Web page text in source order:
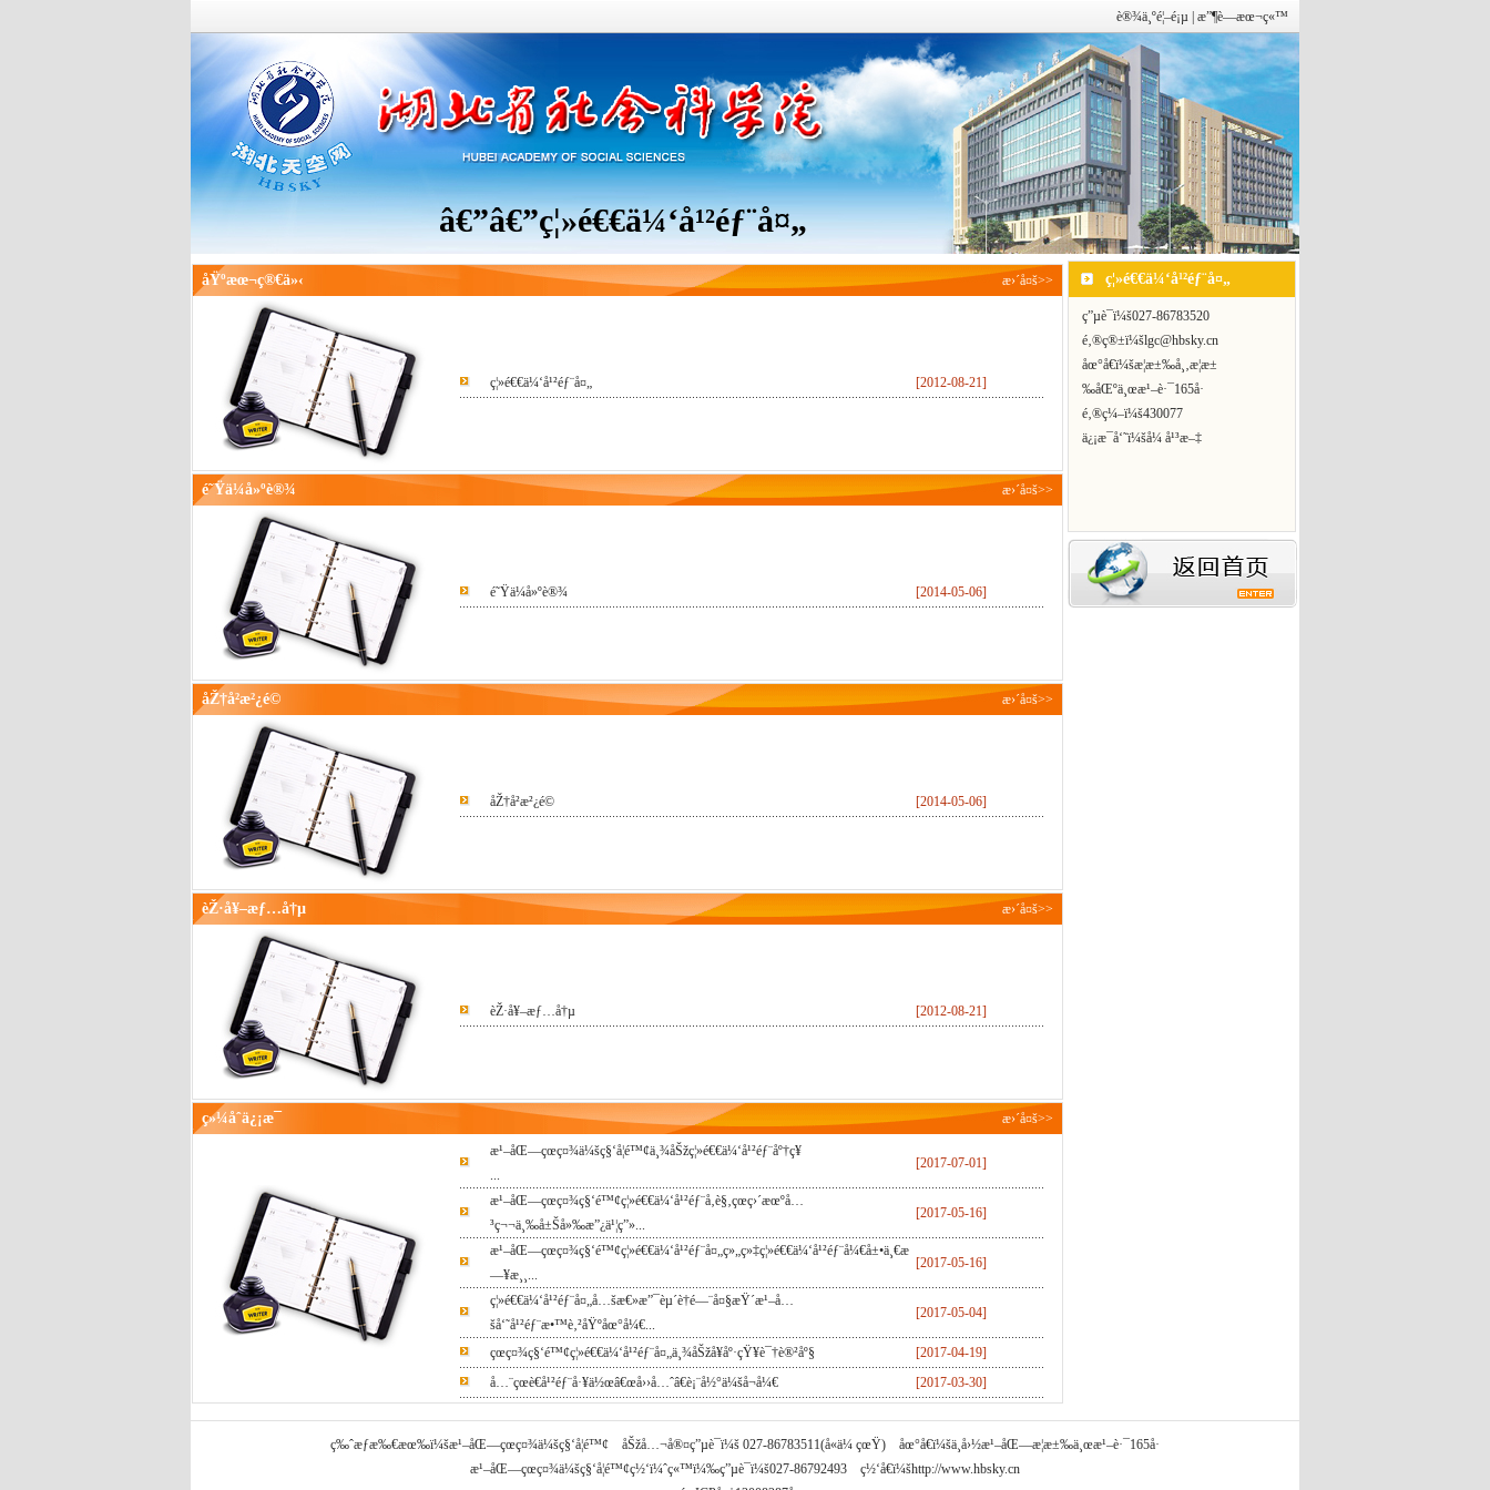
è®¾ä¸ºé¦–é¡µ æ”¶è—æœ¬ç«™
â€”â€”ç¦»é€€ä¼‘å¹²éƒ¨å¤„
åŸºæœ¬ç®€ä»‹ æ›´å¤š>>
ç¦»é€€ä¼‘å¹²éƒ¨å¤„ [2012-08-21]
é˜Ÿä¼å»ºè®¾ æ›´å¤š>>
é˜Ÿä¼å»ºè®¾ [2014-05-06]
åŽ†å²æ²¿é© æ›´å¤š>>
åŽ†å²æ²¿é© [2014-05-06]
èŽ·å¥–æƒ…å†µ æ›´å¤š>>
èŽ·å¥–æƒ…å†µ [2012-08-21]
ç»¼åˆä¿¡æ¯ æ›´å¤š>>
æ¹–åŒ—çœç¤¾ä¼šç§‘å­¦é™¢ä¸¾åŠžç¦»é€€ä¼‘å¹²éƒ¨åº†ç¥
...
[2017-07-01]
æ¹–åŒ—çœç¤¾ç§‘é™¢ç¦»é€€ä¼‘å¹²éƒ¨å‚è§‚çœç›´æœºå…
³ç¬¬ä¸‰å±Šå»‰æ”¿ä¹¦ç”»...
[2017-05-16]
æ¹–åŒ—çœç¤¾ç§‘é™¢ç¦»é€€ä¼‘å¹²éƒ¨å¤„ç»„ç»‡ç¦»é€€ä¼‘å¹²éƒ¨å¼€å±•ä¸€æ
—¥æ¸¸...
[2017-05-16]
ç¦»é€€ä¼‘å¹²éƒ¨å¤„å…šæ€»æ”¯èµ´è†é—¨å¤§æŸ´æ¹–å…
šå‘˜å¹²éƒ¨æ•™è‚²åŸºåœ°å¼€...
[2017-05-04]
çœç¤¾ç§‘é™¢ç¦»é€€ä¼‘å¹²éƒ¨å¤„ä¸¾åŠžå¥åº·çŸ¥è¯†è®²åº§
[2017-04-19]
å…¨çœè€å¹²éƒ¨å·¥ä½œâ€œå››å…ˆâ€è¡¨å½°ä¼šå¬å¼€
[2017-03-30]
ç¦»é€€ä¼‘å¹²éƒ¨å¤„
ç”µè¯ï¼š027-86783520
é‚®ç®±ï¼šlgc@hbsky.cn
åœ°å€ï¼šæ­¦æ±‰å¸‚æ­¦æ±
‰åŒºä¸œæ¹–è·¯165å·
é‚®ç¼–ï¼š430077
ä¿¡æ¯å‘˜ï¼šå¼ å¹³æ–‡
ç‰ˆæƒæ‰€æœ‰ï¼šæ¹–åŒ—çœç¤¾ä¼šç§‘å­¦é™¢ åŠžå…¬å®¤ç”µè¯ï¼š 027-86783511(å«ä¼ çœŸ) åœ°å€ï¼šä¸­å›½æ¹–åŒ—æ­¦æ±‰ä¸œæ¹–è·¯165å·
æ¹–åŒ—çœç¤¾ä¼šç§‘å­¦é™¢ç½‘ï¼ˆç«™ï¼‰ç”µè¯ï¼š027-86792493 ç½‘å€ï¼šhttp://www.hbsky.cn